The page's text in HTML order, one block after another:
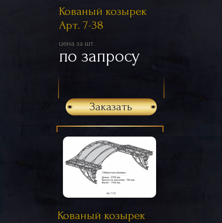
Кованый козырек
Арт. 7-38
цена за шт.
по запросу
Заказать
Кованый козырек